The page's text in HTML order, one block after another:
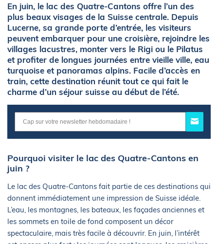
En juin, le lac des Quatre-Cantons offre l’un des
plus beaux visages de la Suisse centrale. Depuis
Lucerne, sa grande porte d’entrée, les visiteurs
peuvent embarquer pour une croisière, rejoindre les
villages lacustres, monter vers le Rigi ou le Pilatus
et profiter de longues journées entre vieille ville, eau
turquoise et panoramas alpins. Facile d’accès en
train, cette destination réunit tout ce qui fait le
charme d’un séjour suisse au début de l’été.
Pourquoi visiter le lac des Quatre-Cantons en
juin ?
Le lac des Quatre-Cantons fait partie de ces destinations qui
donnent immédiatement une impression de Suisse idéale.
L’eau, les montagnes, les bateaux, les façades anciennes et
les sommets en toile de fond composent un décor
spectaculaire, mais très facile à découvrir. En juin, l’intérêt